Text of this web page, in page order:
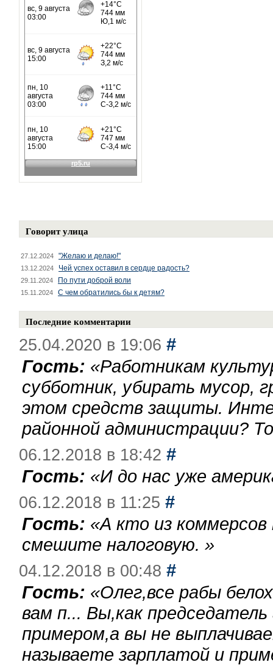
Говорит улица
27.12.2024 "Желаю и делаю!"
13.12.2024 Чей успех оставил в сердце радость?
29.11.2024 По пути доброй воли
15.11.2024 С чем обратились бы к детям?
Последние комментарии
25.04.2020 в 19:06 #
Гость: «Работникам
субботник, убирать мусор,
этом средств защиты.
районной администрации?
06.12.2018 в 18:42 #
Гость: «И до нас уже
06.12.2018 в 11:25 #
Гость: «А кто из
смешите налоговую. »
04.12.2018 в 00:48 #
Гость: «Олег,все рабы
вам п... Вы,как
примером,а вы не
называете зарплатой и